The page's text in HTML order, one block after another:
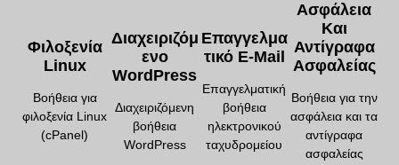
Φιλοξενία
Linux
Βοήθεια για
φιλοξενία Linux
(cPanel)
Διαχειριζόμ
Ενο
WordPress
Διαχειριζόμενη
βοήθεια
WordPress
Επαγγελμα
Τικό E-Mail
Επαγγελματική
βοήθεια
ηλεκτρονικού
ταχυδρομείου
Ασφάλεια
Και
Αντίγραφα
Ασφαλείας
Βοήθεια για την
ασφάλεια και τα
αντίγραφα
ασφαλείας